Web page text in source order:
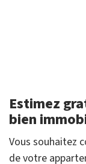
Estimez
bien
Vous souhaitez
de votre